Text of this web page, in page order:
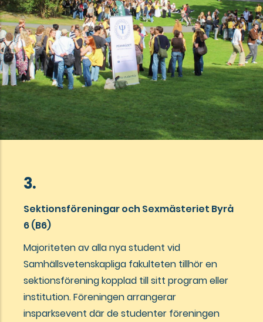
3.
Sektionsföreningar och Sexmästeriet Byrå
6 (B6)
Majoriteten av alla nya student vid
Samhällsvetenskapliga fakulteten tillhör en
sektionsförening kopplad till sitt program eller
institution. Föreningen arrangerar
insparksevent där de studenter föreningen